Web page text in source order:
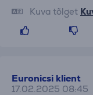
Kuva tõlget
Euronicsi klient
17.02.2025 08:45